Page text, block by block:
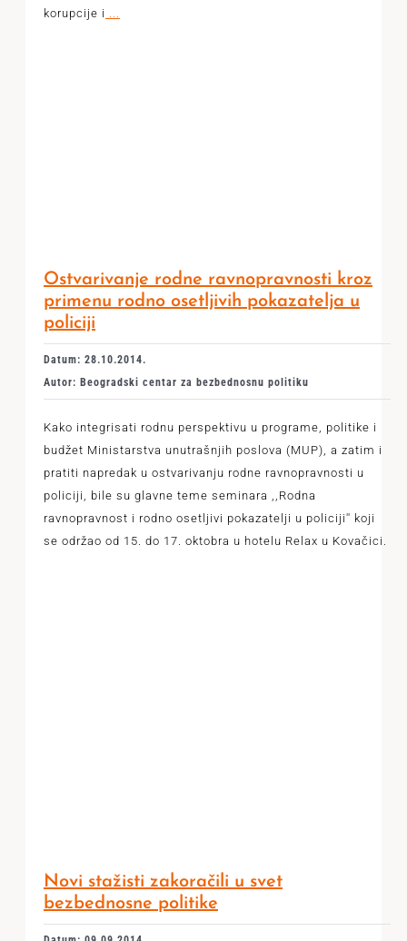
korupcije i ...
Ostvarivanje rodne ravnopravnosti kroz
primenu rodno osetljivih pokazatelja u
policiji
Datum: 28.10.2014.
Autor: Beogradski centar za bezbednosnu politiku
Kako integrisati rodnu perspektivu u programe, politike i
budžet Ministarstva unutrašnjih poslova (MUP), a zatim i
pratiti napredak u ostvarivanju rodne ravnopravnosti u
policiji, bile su glavne teme seminara ,,Rodna
ravnopravnost i rodno osetljivi pokazatelji u policiji'' koji
se održao od 15. do 17. oktobra u hotelu Relax u Kovačici.
Novi stažisti zakoračili u svet
bezbednosne politike